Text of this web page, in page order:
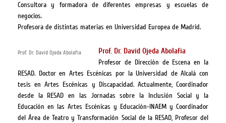
Consultora y formadora de diferentes empresas y escuelas de
negocios.
Profesora de distintas materias en Universidad Europea de Madrid.
Prof. Dr. David Ojeda Abolafia Prof. Dr. David Ojeda Abolafia
Profesor de Dirección de Escena en la
RESAD. Doctor en Artes Escénicas por la Universidad de Alcalá con
tesis en Artes Escénicas y Discapacidad. Actualmente, Coordinador
desde la RESAD en las Jornadas sobre la Inclusión Social y la
Educación en las Artes Escénicas y Educación-INAEM y Coordinador
del Área de Teatro y Transformación Social de la RESAD, Profesor del